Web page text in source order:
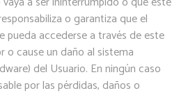
o garantiza que el
accederse a través de este
o cause un daño al sistema
del Usuario. En ningún caso
por las pérdidas, daños o